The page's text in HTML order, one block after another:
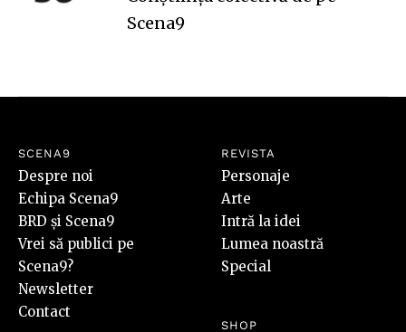
Scena9
SCENA9
Despre noi
Echipa Scena9
BRD și Scena9
Vrei să publici pe
Scena9?
Newsletter
Contact
REVISTA
Personaje
Arte
Intră la idei
Lumea noastră
Special
SHOP